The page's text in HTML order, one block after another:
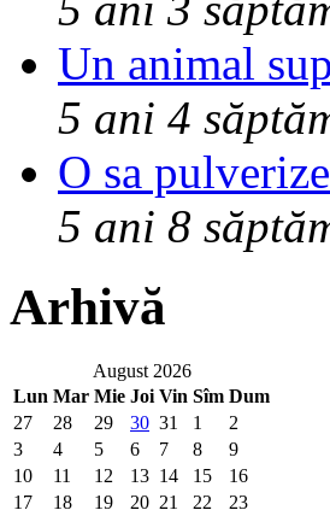
Un animal
5 ani 4
O sa
5 ani 8
Arhivă
August 2026
Lun Mar Mie Joi Vin Sîm Dum
27
28 29 30 31 1
2
3
4 5 6 7 8
9
10
11 12 13 14 15
16
17
18 19 20 21 22
23